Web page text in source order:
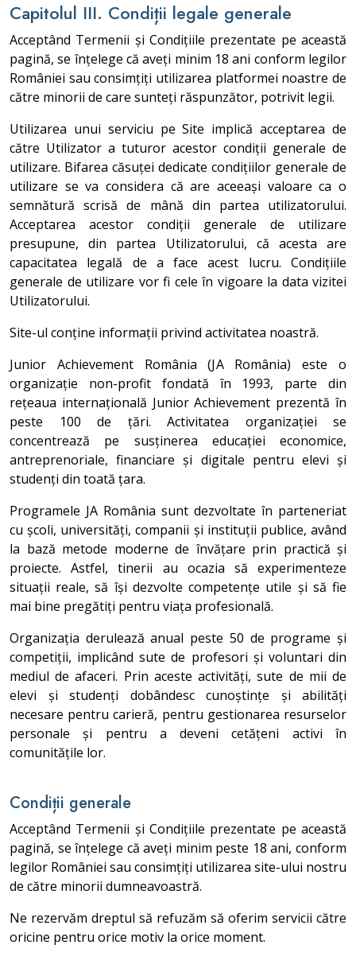
Capitolul III. Condiții legale generale
Acceptând Termenii și Condițiile prezentate pe această
pagină, se înțelege că aveți minim 18 ani conform legilor
României sau consimțiți utilizarea platformei noastre de
către minorii de care sunteți răspunzător, potrivit legii.
Utilizarea unui serviciu pe Site implică acceptarea de
către Utilizator a tuturor acestor condiții generale de
utilizare. Bifarea căsuței dedicate condițiilor generale de
utilizare se va considera că are aceeași valoare ca o
semnătură scrisă de mână din partea utilizatorului.
Acceptarea acestor condiții generale de utilizare
presupune, din partea Utilizatorului, că acesta are
capacitatea legală de a face acest lucru. Condițiile
generale de utilizare vor fi cele în vigoare la data vizitei
Utilizatorului.
Site-ul conține informații privind activitatea noastră.
Junior Achievement România (JA România) este o
organizație non-profit fondată în 1993, parte din
rețeaua internațională Junior Achievement prezentă în
peste 100 de țări. Activitatea organizației se
concentrează pe susținerea educației economice,
antreprenoriale, financiare și digitale pentru elevi și
studenți din toată țara.
Programele JA România sunt dezvoltate în parteneriat
cu școli, universități, companii și instituții publice, având
la bază metode moderne de învățare prin practică și
proiecte. Astfel, tinerii au ocazia să experimenteze
situații reale, să își dezvolte competențe utile și să fie
mai bine pregătiți pentru viața profesională.
Organizația derulează anual peste 50 de programe și
competiții, implicând sute de profesori și voluntari din
mediul de afaceri. Prin aceste activități, sute de mii de
elevi și studenți dobândesc cunoștințe și abilități
necesare pentru carieră, pentru gestionarea resurselor
personale și pentru a deveni cetățeni activi în
comunitățile lor.
Condiții generale
Acceptând Termenii și Condițiile prezentate pe această
pagină, se înțelege că aveți minim peste 18 ani, conform
legilor României sau consimțiți utilizarea site-ului nostru
de către minorii dumneavoastră.
Ne rezervăm dreptul să refuzăm să oferim servicii către
oricine pentru orice motiv la orice moment.